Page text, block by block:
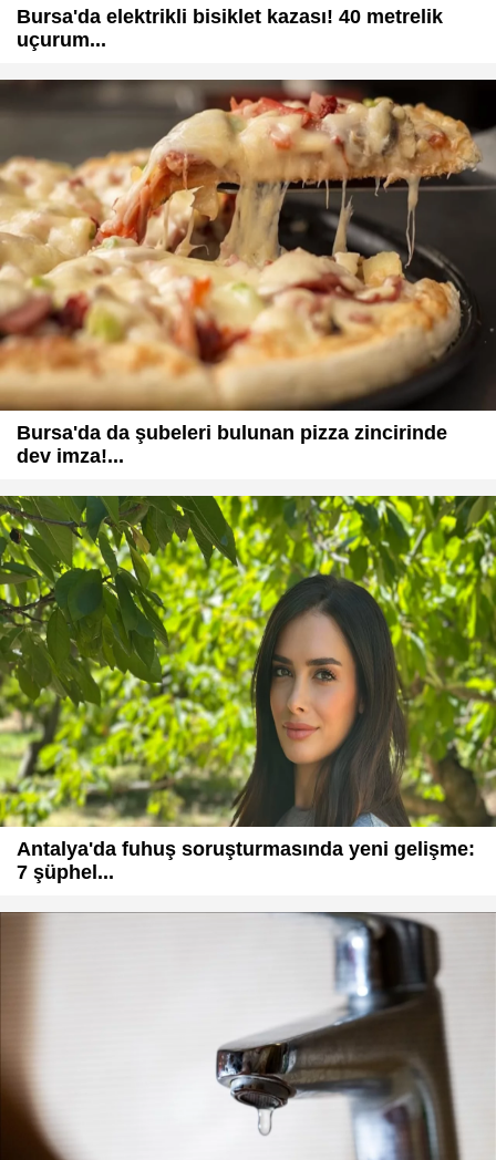
Bursa'da elektrikli bisiklet kazası! 40 metrelik
uçurum...
Bursa'da da şubeleri bulunan pizza zincirinde
dev imza!...
Antalya'da fuhuş soruşturmasında yeni gelişme:
7 şüphel...